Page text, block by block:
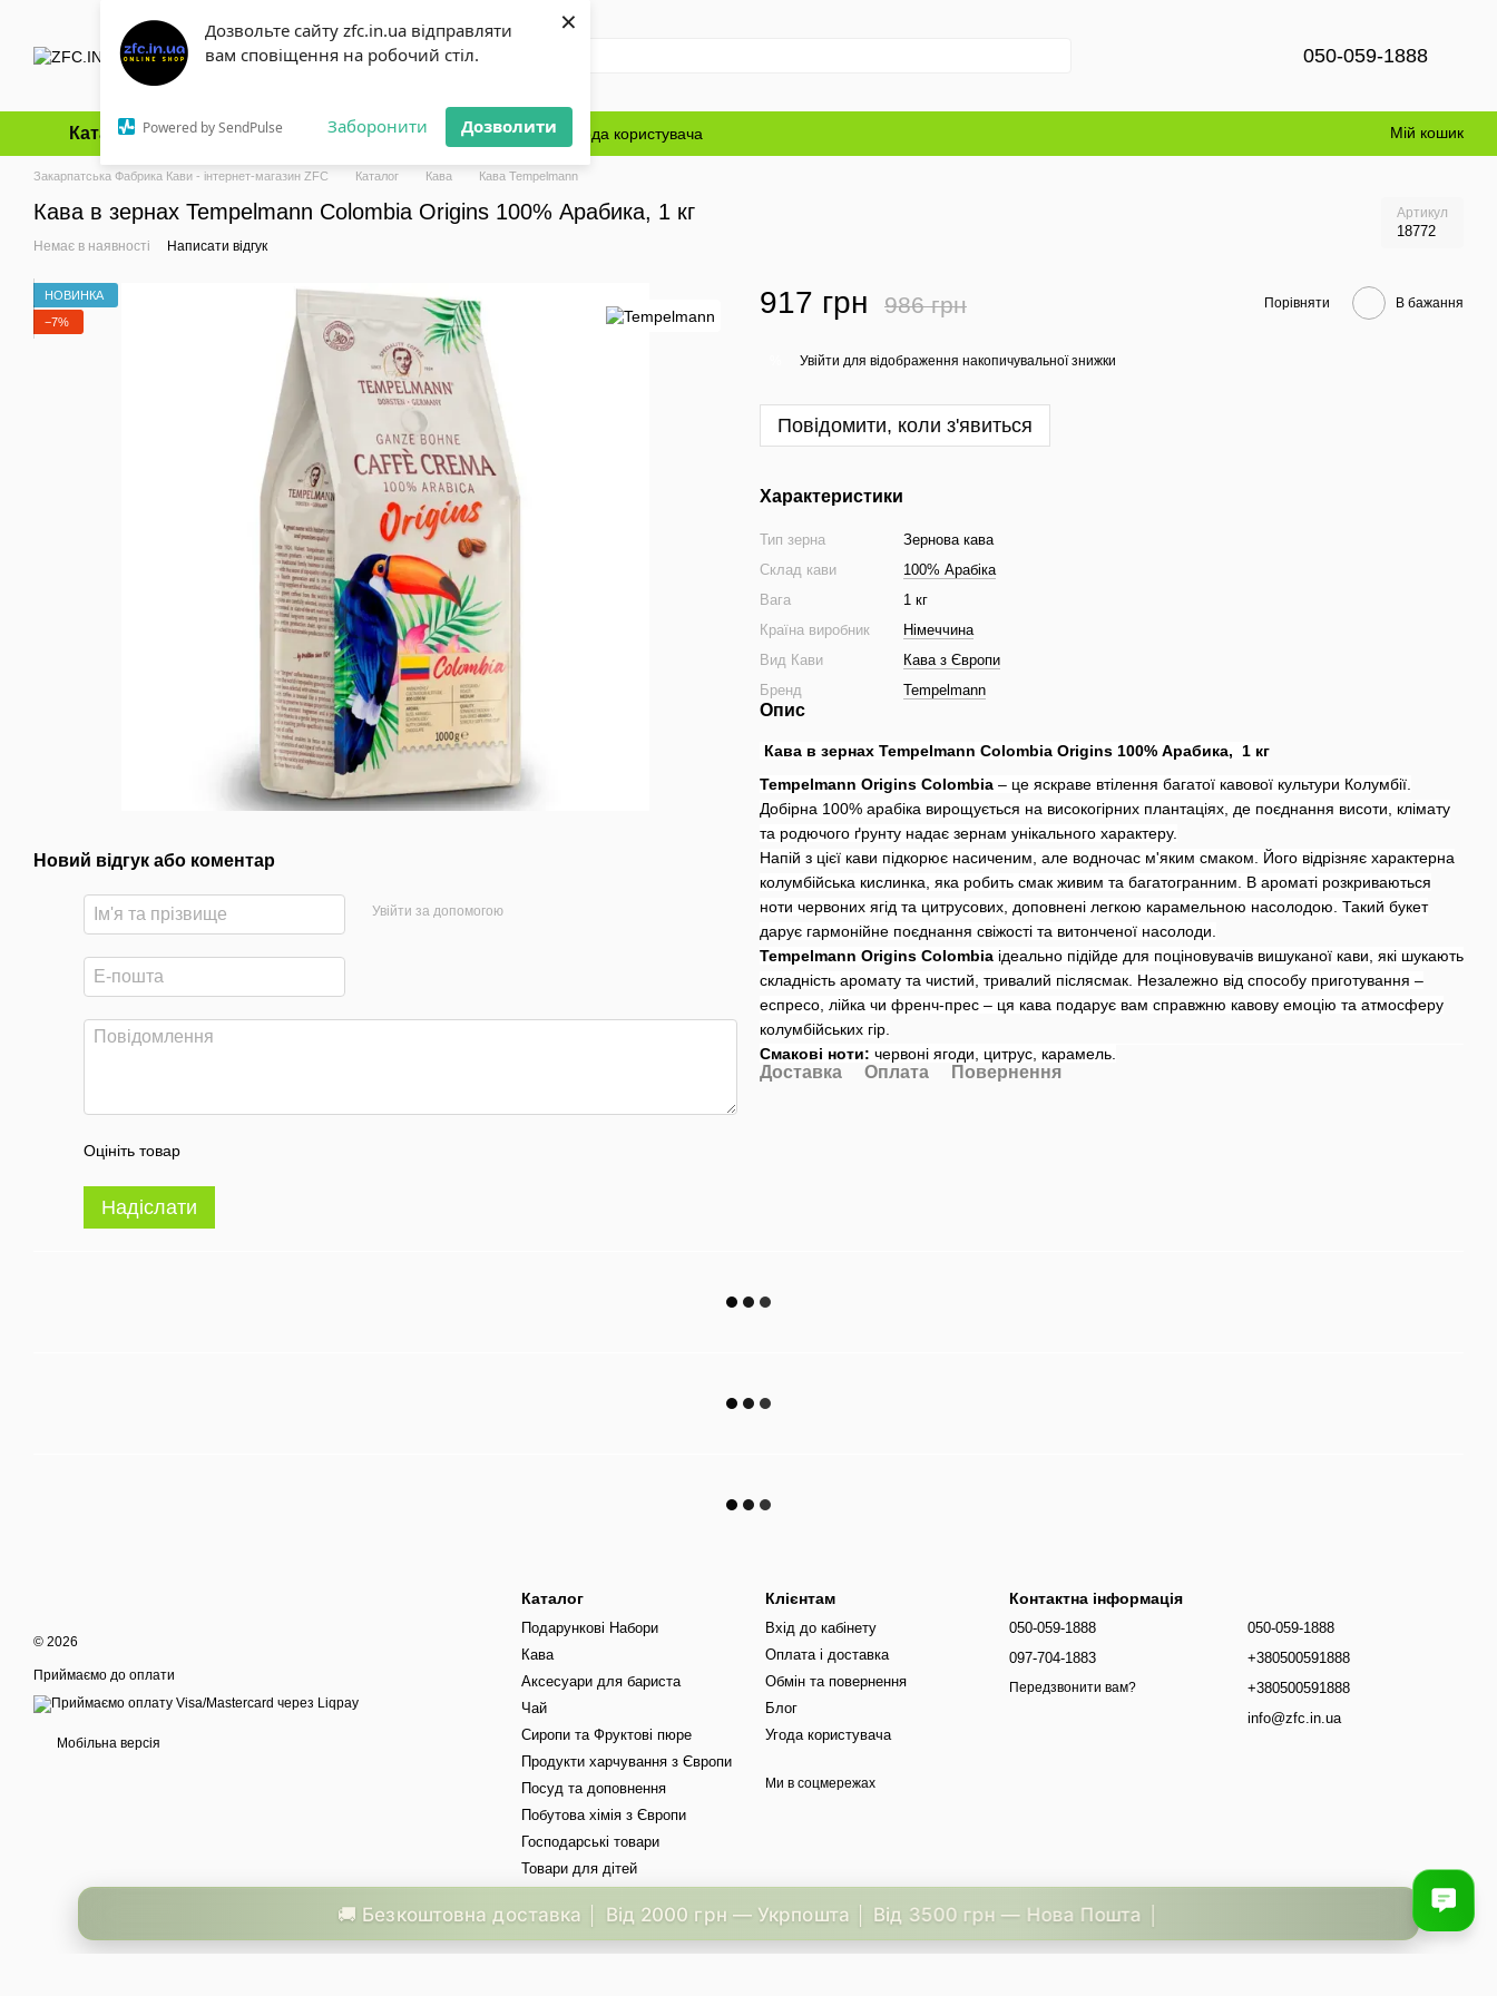
Дозвольте сайту zfc.in.ua відправляти
вам сповіщення на робочий стіл.
Powered by SendPulse Заборонити Дозволити
×
Перейти до основного контенту
050-059-1888
Каталог Оплата і доставка Обмін та повернення Блог Угода користувача Мій кошик
Закарпатська Фабрика Кави - інтернет-магазин ZFC Каталог Кава Кава Tempelmann
Кава в зернах Tempelmann Colombia Origins 100% Арабика, 1 кг Артикул
18772
Немає в наявності Написати відгук
НОВИНКА
−7%
Новий відгук або коментар
Увійти за допомогою
Оцініть товар
Надіслати
917 грн 986 грн Порівняти В бажання
Увійти для відображення накопичувальної знижки
Повідомити, коли з'явиться
Характеристики
Тип зерна
Зернова кава
Склад кави
100% Арабіка
Вага
1 кг
Країна виробник
Німеччина
Вид Кави
Кава з Європи
Бренд
Tempelmann
Опис
Кава в зернах Tempelmann Colombia Origins 100% Арабика, 1 кг
Tempelmann Origins Colombia – це яскраве втілення багатої кавової культури Колумбії.
Добірна 100% арабіка вирощується на високогірних плантаціях, де поєднання висоти, клімату
та родючого ґрунту надає зернам унікального характеру.
Напій з цієї кави підкорює насиченим, але водночас м'яким смаком. Його відрізняє характерна
колумбійська кислинка, яка робить смак живим та багатогранним. В ароматі розкриваються
ноти червоних ягід та цитрусових, доповнені легкою карамельною насолодою. Такий букет
дарує гармонійне поєднання свіжості та витонченої насолоди.
Tempelmann Origins Colombia ідеально підійде для поціновувачів вишуканої кави, які шукають
складність аромату та чистий, тривалий післясмак. Незалежно від способу приготування –
еспресо, лійка чи френч-прес – ця кава подарує вам справжню кавову емоцію та атмосферу
колумбійських гір.
Смакові ноти: червоні ягоди, цитрус, карамель.
Доставка Оплата Повернення
© 2026
Приймаємо до оплати
Мобільна версія
Каталог
Подарункові Набори
Кава
Аксесуари для бариста
Чай
Сиропи та Фруктові пюре
Продукти харчування з Європи
Посуд та доповнення
Побутова хімія з Європи
Господарські товари
Товари для дітей
Клієнтам
Вхід до кабінету
Оплата і доставка
Обмін та повернення
Блог
Угода користувача
Ми в соцмережах
Контактна інформація
050-059-1888
097-704-1883
Передзвонити вам?
050-059-1888
+380500591888
+380500591888
info@zfc.in.ua